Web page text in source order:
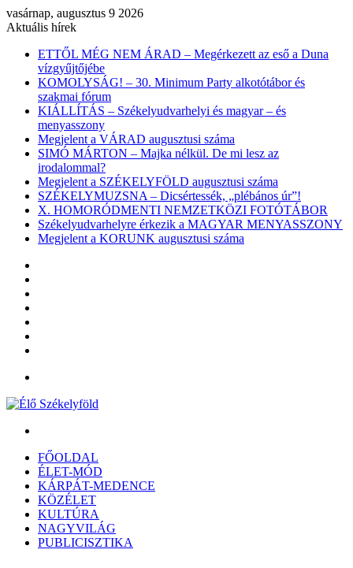
vasárnap, augusztus 9 2026
Aktuális hírek
ETTŐL MÉG NEM ÁRAD – Megérkezett az eső a Duna
vízgyűjtőjébe
KOMOLYSÁG! – 30. Minimum Party alkotótábor és
szakmai fórum
KIÁLLÍTÁS – Székelyudvarhelyi és magyar – és
menyasszony
Megjelent a VÁRAD augusztusi száma
SIMÓ MÁRTON – Majka nélkül. De mi lesz az
irodalommal?
Megjelent a SZÉKELYFÖLD augusztusi száma
SZÉKELYMUZSNA – Dicsértessék, „plébános úr”!
X. HOMORÓDMENTI NEMZETKÖZI FOTÓTÁBOR
Székelyudvarhelyre érkezik a MAGYAR MENYASSZONY
Megjelent a KORUNK augusztusi száma
FŐOLDAL
ÉLET-MÓD
KÁRPÁT-MEDENCE
KÖZÉLET
KULTÚRA
NAGYVILÁG
PUBLICISZTIKA